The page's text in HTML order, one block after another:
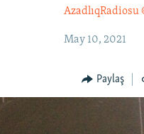
AzadlıqRadiosu
May 10, 2021
Paylaş